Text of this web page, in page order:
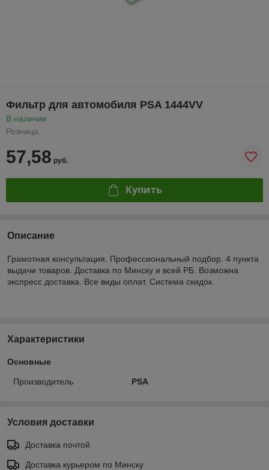
Фильтр для автомобиля PSA 1444VV
В наличии
Розница
57,58 руб.
Купить
Описание
Грамотная консультация. Профессиональный подбор. 4 пункта
выдачи товаров. Доставка по Минску и всей РБ. Возможна
экспресс доставка. Все виды оплат. Система скидок.
Характеристики
Основные
Производитель PSA
Условия доставки
Доставка почтой
Доставка курьером по Минску